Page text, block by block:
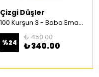
Çizgi Düşler
100 Kurşun 3 - Baba Emaneti Türkçe Çizgi Roman
%24
₺ 450.00
₺ 340.00